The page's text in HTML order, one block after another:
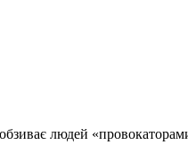
людей